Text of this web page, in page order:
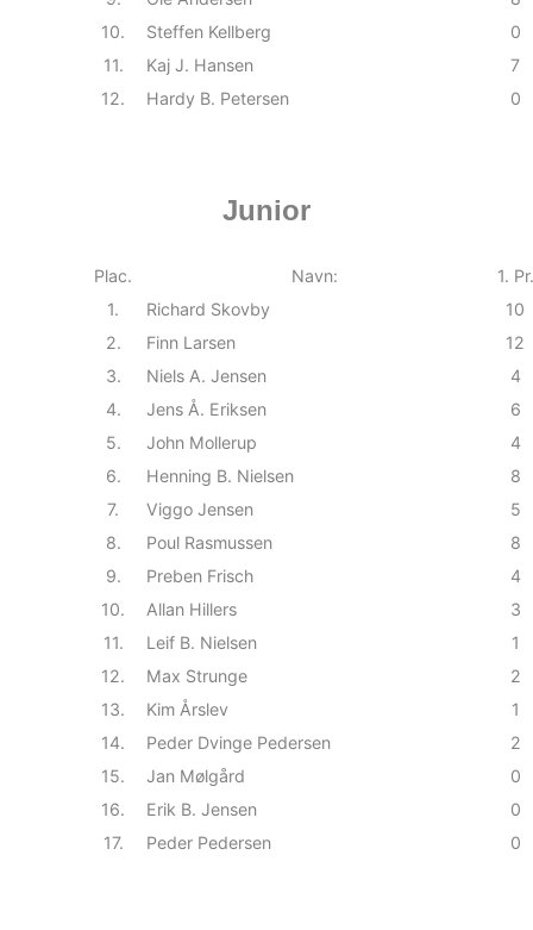
10.
Steffen Kellberg
0
11.
Kaj J. Hansen
7
12.
Hardy B. Petersen 0
Junior
Plac. Navn:
1. Pr.
1.
Richard Skovby
10
2.
Finn Larsen
12
3.
Niels A. Jensen
4
4.
Jens Å. Eriksen
6
5.
John Mollerup
4
6.
Henning B. Nielsen
8
7.
Viggo Jensen
5
8.
Poul Rasmussen
8
9.
Preben Frisch
4
10.
Allan Hillers
3
11.
Leif B. Nielsen
1
12.
Max Strunge
2
13.
Kim Årslev
1
14.
Peder Dvinge Pedersen
2
15.
Jan Mølgård
0
16.
Erik B. Jensen
0
17.
Peder Pedersen 0